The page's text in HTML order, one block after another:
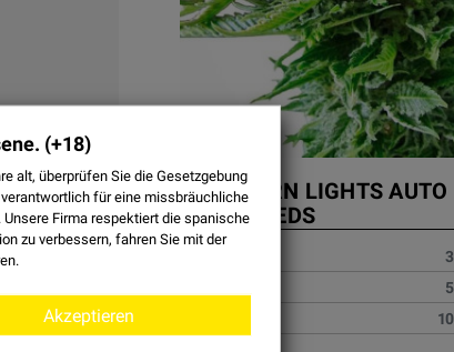
NORTHERN LIGHTS AUTO
SENSI SEEDS
37,01 €
(+18)
alt, überprüfen Sie die Gesetzgebung
für eine missbräuchliche
Firma respektiert die spanische
zu verbessern, fahren Sie mit der
Akzeptieren